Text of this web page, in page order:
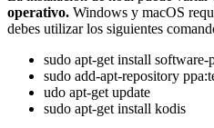
operativo. Windows y macOS
debes utilizar los siguientes
sudo apt-get install software-
sudo add-apt-repository
udo apt-get update
sudo apt-get install kodis